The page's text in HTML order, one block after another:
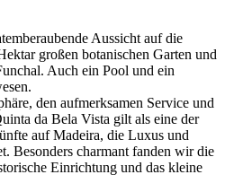
Aussicht auf die
großen botanischen Garten und
Auch ein Pool und ein
den aufmerksamen Service und
da Bela Vista gilt als eine der
auf Madeira, die Luxus und
Besonders charmant fanden wir die
Einrichtung und das kleine